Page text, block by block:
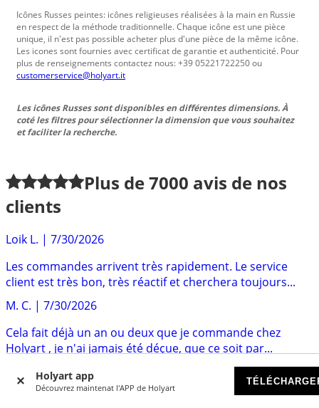
Holyart app
Découvrez maintenat l'APP de Holyart
Icônes Russes peintes: icônes religieuses réalisées à la main en Russie
en respect de la méthode traditionnelle. Chaque icône est une pièce
unique, il n'est pas possible acheter plus d'une pièce de la même icône.
Les icones sont fournies avec certificat de garantie et authenticité. Pour
plus de renseignements contactez nous: +39 05221722250 ou
customerservice@holyart.it
Les icônes Russes sont disponibles en différentes dimensions. À
coté les filtres pour sélectionner la dimension que vous souhaitez
et faciliter la recherche.
Plus de7000 avis de nos
clients
Loik L. | 7/30/2026
Les commandes arrivent très rapidement. Le service
client est très bon, très réactif et cherchera toujours...
M. C. | 7/30/2026
Cela fait déjà un an ou deux que je commande chez
Holyart , je n'ai jamais été déçue, que ce soit par...
Llopis|6/23/2026
Un magnifique site d'objets d'Art, religieux, spiritueux,